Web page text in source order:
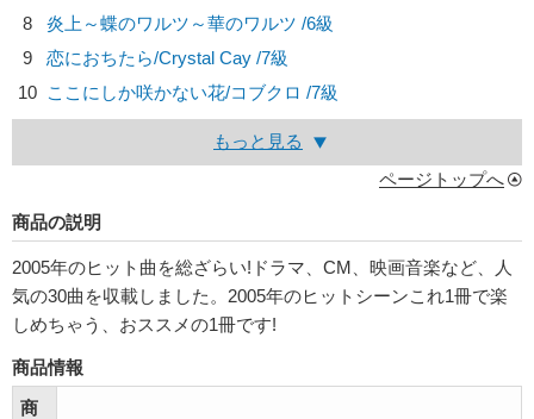
8
炎上～蝶のワルツ～華のワルツ /6級
9
恋におちたら/Crystal Cay /7級
10 ここにしか咲かない花/コブクロ /7級
もっと見る
ページトップへ
商品の説明
2005年のヒット曲を総ざらい!ドラマ、CM、映画音楽など、人
気の30曲を収載しました。2005年のヒットシーンこれ1冊で楽
しめちゃう、おススメの1冊です!
商品情報
商